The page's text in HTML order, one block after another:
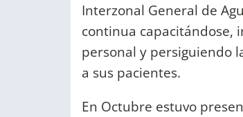
Interzonal General de
continua capacitándose,
personal y persiguiendo
a sus pacientes.
En Octubre estuvo